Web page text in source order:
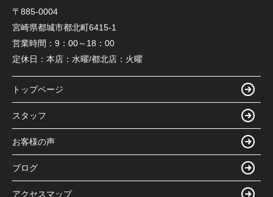
〒885-0004
宮崎県都城市都北町6415-1
営業時間： 9：00～18：00
定休日： 本店：水曜/都北店：火曜
トップページ
スタッフ
お客様の声
ブログ
アクセスマップ